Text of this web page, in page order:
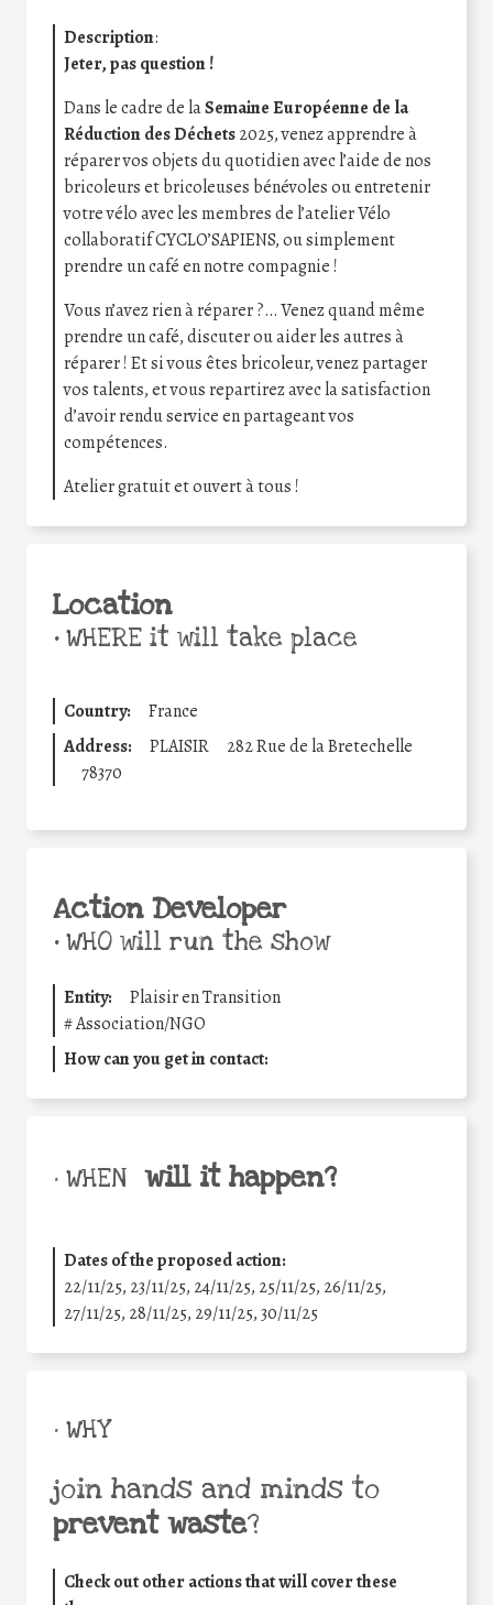
Description:
Jeter, pas question !
Dans le cadre de laSemaine Européenne de la
Réduction des Déchets2025, venez apprendre à
réparer vos objets du quotidien avec l’aide de nos
bricoleurs et bricoleuses bénévoles ou entretenir
votre vélo avec les membres de l’atelier Vélo
collaboratif CYCLO’SAPIENS, ou simplement
prendre un café en notre compagnie !
Vous n’avez rien à réparer ?… Venez quand même
prendre un café, discuter ou aider les autres à
réparer ! Et si vous êtes bricoleur, venez partager
vos talents, et vous repartirez avec la satisfaction
d’avoir rendu service en partageant vos
compétences.
Atelier gratuit et ouvert à tous !
Location
•WHERE it will take place
Country:
France
Address:
PLAISIR
282 Rue de la Bretechelle
78370
Action Developer
•WHO will run the show
Entity:
Plaisir en Transition
#Association/NGO
How can you get in contact:
• WHEN will it happen?
Dates of the proposed action:
22/11/25, 23/11/25, 24/11/25, 25/11/25, 26/11/25,
27/11/25, 28/11/25, 29/11/25,30/11/25
• WHY
join hands and minds to
prevent waste?
Check out other actions that will cover these